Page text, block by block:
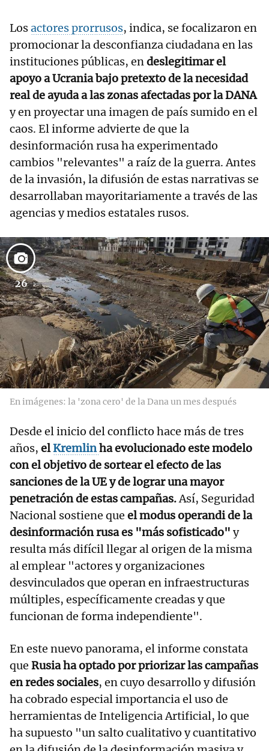
Losactores prorrusos, indica, se focalizaron en
promocionar la desconfianza ciudadana en las
instituciones públicas, endeslegitimar el
apoyo a Ucrania bajo pretexto de la necesidad
real de ayuda a las zonas afectadas por la DANA
y en proyectar una imagen de país sumido en el
caos. El informe advierte de que la
desinformación rusa ha experimentado
cambios "relevantes" a raíz de la guerra. Antes
de la invasión, la difusión de estas narrativas se
desarrollaban mayoritariamente a través de las
agencias y medios estatales rusos.
26
En imágenes: la 'zona cero' de la Dana un mes después
Desde el inicio del conflicto hace más de tres
años, elKremlinha evolucionado este modelo
con el objetivo de sortear el efecto de las
sanciones de la UE y de lograr una mayor
penetración de estas campañas.Así, Seguridad
Nacional sostiene que el modus operandi de la
desinformación rusa es "más sofisticado" y
resulta más difícil llegar al origen de la misma
al emplear "actores y organizaciones
desvinculados que operan en infraestructuras
múltiples, específicamente creadas y que
funcionan de forma independiente".
En este nuevo panorama, el informe constata
que Rusia ha optado por priorizar las campañas
en redes sociales, en cuyo desarrollo y difusión
ha cobrado especial importancia el uso de
herramientas de Inteligencia Artificial, lo que
ha supuesto "un salto cualitativo y cuantitativo